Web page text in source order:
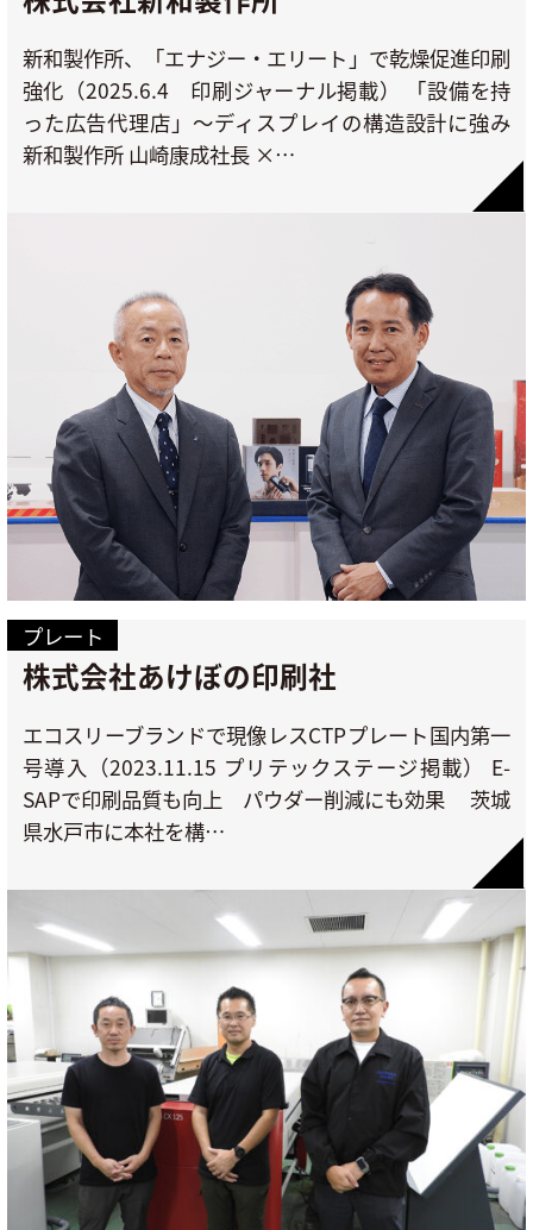
新和製作所、「エナジー・エリート」で乾燥促進印刷
強化（2025.6.4 印刷ジャーナル掲載） 「設備を持
った広告代理店」〜ディスプレイの構造設計に強み
新和製作所 山崎康成社長 ×…
プレート
株式会社あけぼの印刷社
エコスリーブランドで現像レスCTPプレート国内第一
号導入（2023.11.15 プリテックステージ掲載） E-
SAPで印刷品質も向上 パウダー削減にも効果 茨城
県水戸市に本社を構…